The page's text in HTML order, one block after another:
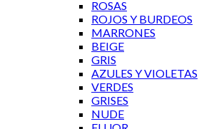
ROSAS
ROJOS Y BURDEOS
MARRONES
BEIGE
GRIS
AZULES Y VIOLETAS
VERDES
GRISES
NUDE